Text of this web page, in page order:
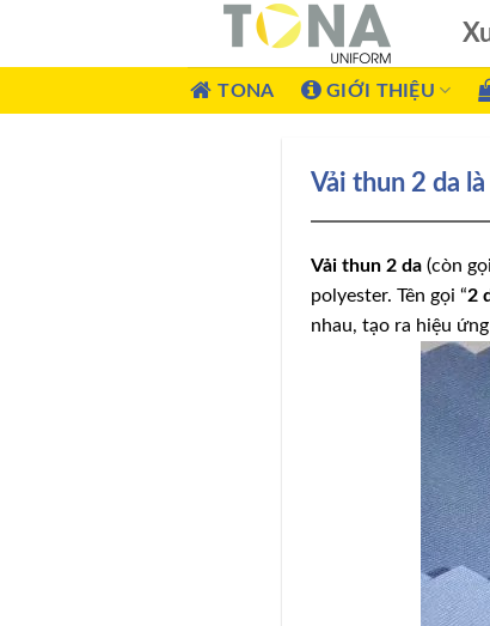
TONA GIỚI THIỆU
Vải thun 2 da là
Vải thun 2 da (còn
polyester. Tên gọi “2
nhau, tạo ra hiệu